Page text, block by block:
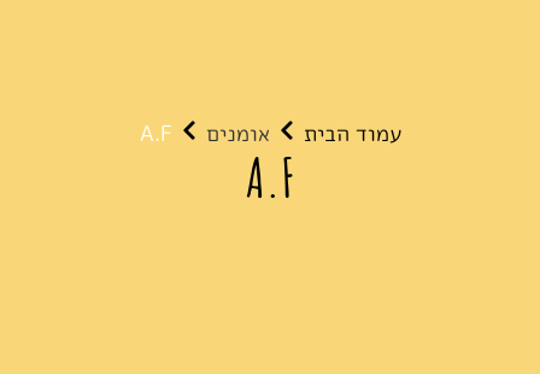
עמוד הבית אומנים A.F
A.F